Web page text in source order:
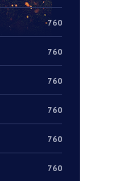
760
760
760
760
760
760